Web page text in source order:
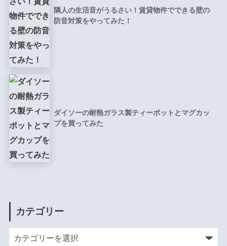
隣人の生活音がうるさい！賃貸物件でできる壁の
防音対策をやってみた！
ダイソーの耐熱ガラス製ティーポットとマグカッ
プを買ってみた
カテゴリー